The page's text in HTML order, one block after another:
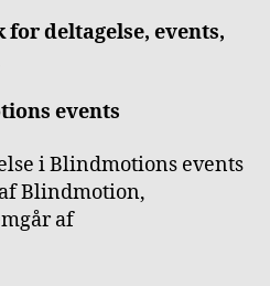
deltagelse, events,
events
i Blindmotions events
Blindmotion,
af